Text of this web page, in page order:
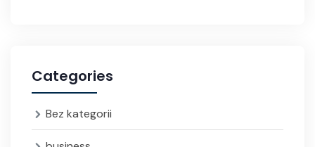
Categories
Bez kategorii